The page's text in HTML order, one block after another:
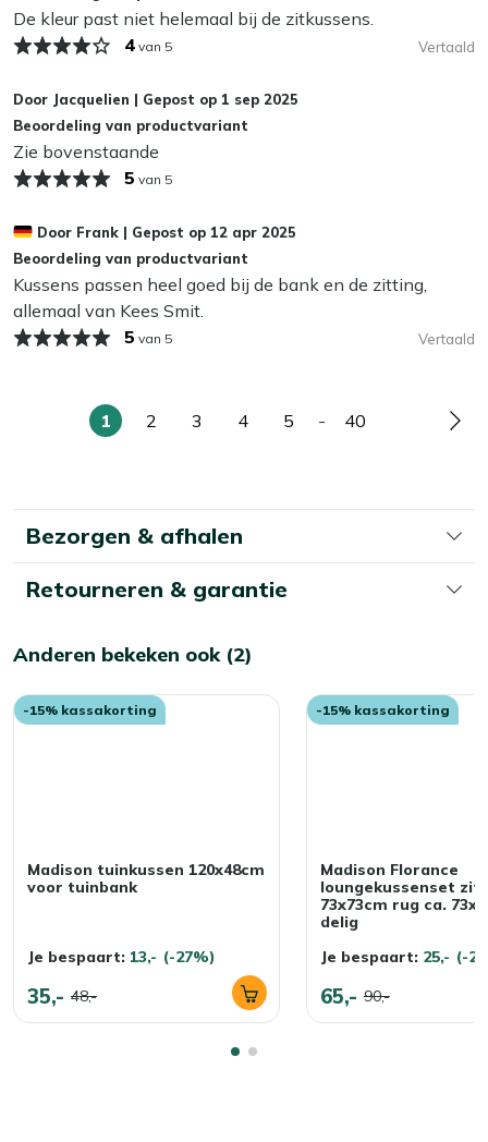
blijven. Dat bespaart je weer schoonmaakwerk!
laten liggen?
Wij adviseren om je tuinkussens droog op te bergen als je
ze niet gebruikt. Zelfs de meest waterafstotende stoffen
kunnen op termijn last krijgen van vocht, wat slijtage en
schimmel kan veroorzaken. In de herfst en winter bewaar
je je kussens het beste binnen of in een waterdichte
opbergbox. Zo blijven ze langer mooi en fris!
De kleur past niet helemaal bij de zitkussens.
4 van 5 Vertaald
Door Jacquelien | Gepost op 1 sep 2025
Beoordeling van productvariant
Zie bovenstaande
5 van 5
Door Frank | Gepost op 12 apr 2025
Beoordeling van productvariant
Kussens passen heel goed bij de bank en de zitting,
allemaal van Kees Smit.
5 van 5 Vertaald
U
pagina
1
Pagina
2
Pagina
3
Pagina
4
Pagina
5 -
Pagina
40
Bezorgen & afhalen
Retourneren & garantie
Anderen bekeken ook (2)
-15% kassakorting
Madison tuinkussen 120x48cm
voor tuinbank
Je bespaart: 13,- (-27%)
35,- 48,-
-15% kassakorting
Madison Florance
loungekussenset zit
73x73cm rug ca.
delig
Je bespaart: 25,- (-
65,- 90,-